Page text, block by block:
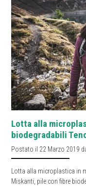
Lotta alla
biodegradabili
Postato il 22 Marzo 2019
Lotta alla microplastica in
Miskanti, pile con fibre